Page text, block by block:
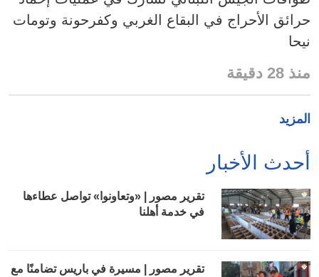
حرائق الأحراج في البقاع الغربي وكفرحونة وتومات
نيحا
منذ 28 دقيقة
المزيد
أحدث الأخبار
تقرير مصور | «وتعاونوا» تواصل عطاءها
في خدمة أهلنا
تقرير مصور | مسيرة في باريس تضامنًا مع